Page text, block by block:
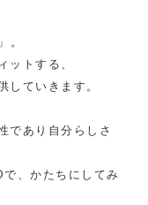
。
ットする、
していきます。
であり自分らしさ
、かたちにしてみ